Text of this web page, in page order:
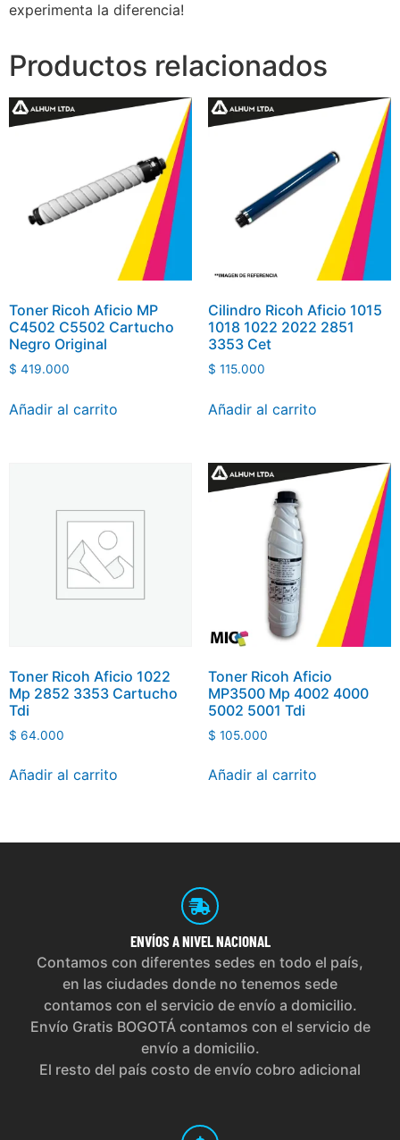
experimenta la diferencia!
Productos relacionados
Toner Ricoh Aficio MP
C4502 C5502 Cartucho
Negro Original
$ 419.000
Añadir al carrito
Cilindro Ricoh Aficio 1015
1018 1022 2022 2851
3353 Cet
$ 115.000
Añadir al carrito
Toner Ricoh Aficio 1022
Mp 2852 3353 Cartucho
Tdi
$ 64.000
Añadir al carrito
Toner Ricoh Aficio
MP3500 Mp 4002 4000
5002 5001 Tdi
$ 105.000
Añadir al carrito
ENVÍOS A NIVEL NACIONAL
Contamos con diferentes sedes en todo el país,
en las ciudades donde no tenemos sede
contamos con el servicio de envío a domicilio.
Envío Gratis BOGOTÁ contamos con el servicio de
envío a domicilio.
El resto del país costo de envío cobro adicional